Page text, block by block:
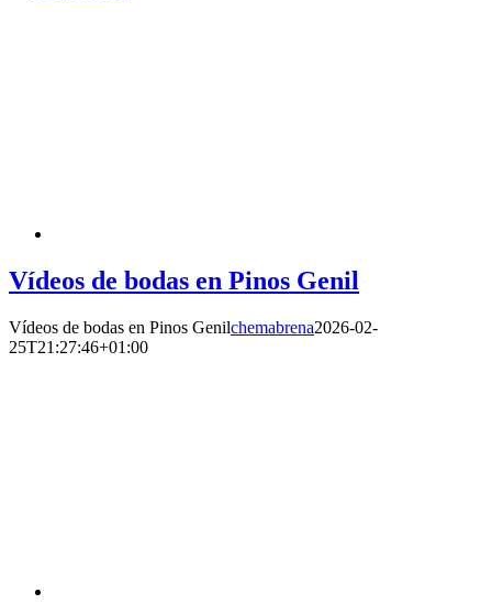
Vídeos de bodas en Pinos Genil
Vídeos de bodas en Pinos Genilchemabrena2026-02-
25T21:27:46+01:00